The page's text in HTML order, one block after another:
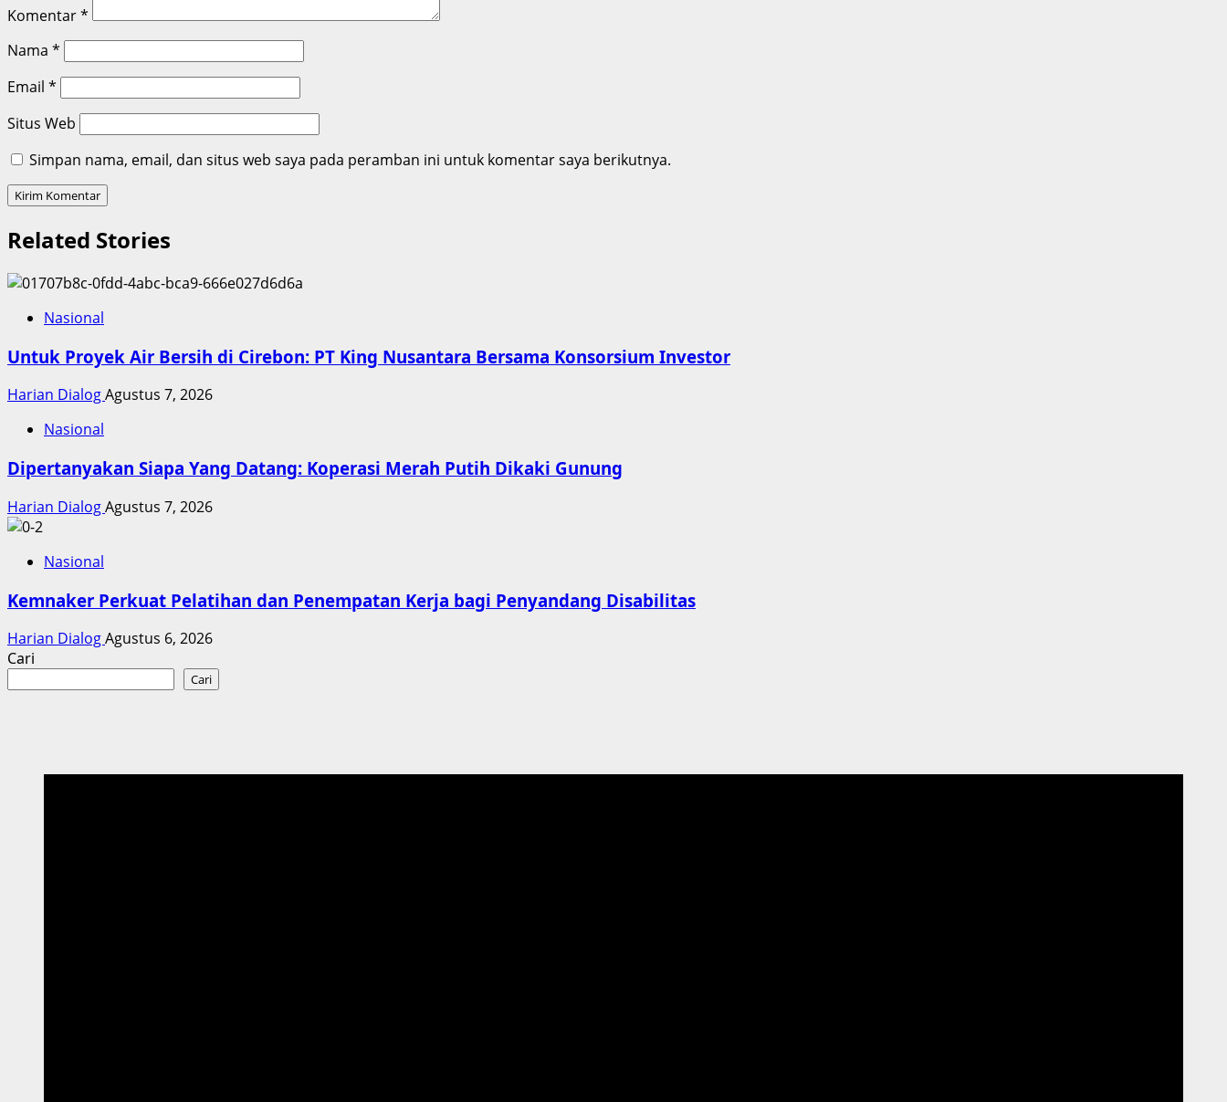
Komentar*
Nama *
Email *
Situs Web
Simpan nama, email, dan situs web saya pada peramban ini untuk komentar saya berikutnya.
Related Stories
Nasional
Untuk Proyek Air Bersih di Cirebon: PT King Nusantara Bersama Konsorsium Investor
Harian DialogAgustus 7, 2026
Nasional
Dipertanyakan Siapa Yang Datang: Koperasi Merah Putih Dikaki Gunung
Harian DialogAgustus 7, 2026
Nasional
Kemnaker Perkuat Pelatihan dan Penempatan Kerja bagi Penyandang Disabilitas
Harian DialogAgustus 6, 2026
Cari
Cari